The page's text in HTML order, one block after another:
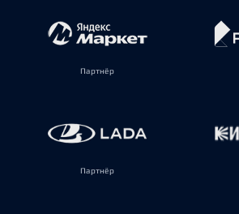
Партнёр
Партнёр